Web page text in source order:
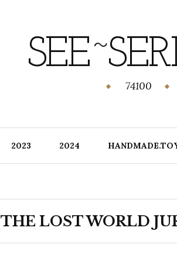
74100
2023 2024
THE LOST WORLD